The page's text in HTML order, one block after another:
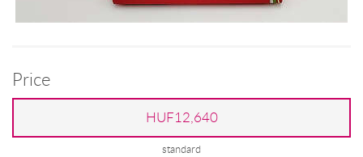
Price
HUF12,640
standard